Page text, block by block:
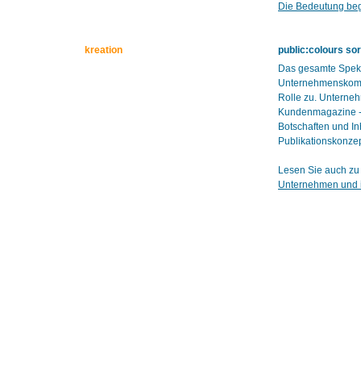
Die Bedeutung
kreation
public:colours
Das gesamte
Rolle zu.
Kundenmagazine
Botschaften und
Lesen Sie auch
Unternehmen